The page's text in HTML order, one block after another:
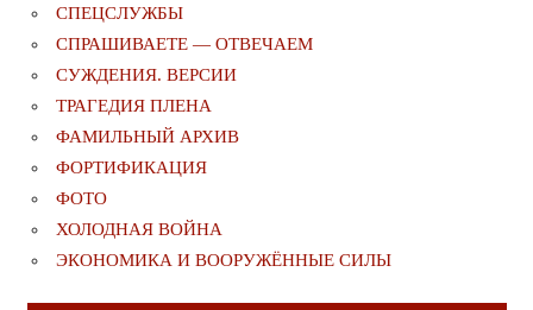
СПЕЦСЛУЖБЫ
СПРАШИВАЕТЕ — ОТВЕЧАЕМ
СУЖДЕНИЯ. ВЕРСИИ
ТРАГЕДИЯ ПЛЕНА
ФАМИЛЬНЫЙ АРХИВ
ФОРТИФИКАЦИЯ
ФОТО
ХОЛОДНАЯ ВОЙНА
ЭКОНОМИКА И ВООРУЖЁННЫЕ СИЛЫ